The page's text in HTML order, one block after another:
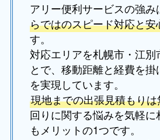
アリー便利サービスの強み
らではのスピード対応と安
す。
対応エリアを札幌市・江別
とで、移動距離と経費を掛
を実現しています。
現地までの出張見積もりは
回りに関する悩みを気軽
もメリットの1つです。